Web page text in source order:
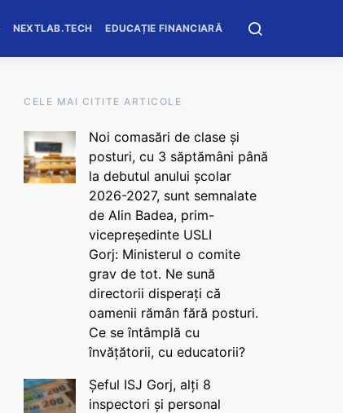
NEXTLAB.TECH EDUCAȚIE FINANCIARĂ
CELE MAI CITITE ARTICOLE
Noi comasări de clase și
posturi, cu 3 săptămâni până
la debutul anului școlar
2026-2027, sunt semnalate
de Alin Badea, prim-
vicepreședinte USLI
Gorj: Ministerul o comite
grav de tot. Ne sună
directorii disperați că
oamenii rămân fără posturi.
Ce se întâmplă cu
învățătorii, cu educatorii?
Șeful ISJ Gorj, alți 8
inspectori și personal